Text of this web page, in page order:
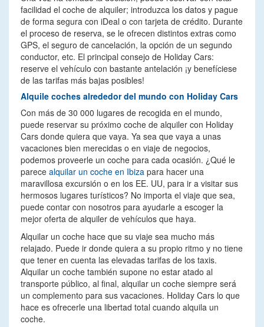
facilidad el coche de alquiler; introduzca los datos y pague
de forma segura con iDeal o con tarjeta de crédito. Durante
el proceso de reserva, se le ofrecen distintos extras como
GPS, el seguro de cancelación, la opción de un segundo
conductor, etc. El principal consejo de Holiday Cars:
reserve el vehículo con bastante antelación ¡y benefíciese
de las tarifas más bajas posibles!
Alquile coches alrededor del mundo con Holiday Cars
Con más de 30 000 lugares de recogida en el mundo,
puede reservar su próximo coche de alquiler con Holiday
Cars donde quiera que vaya. Ya sea que vaya a unas
vacaciones bien merecidas o en viaje de negocios,
podemos proveerle un coche para cada ocasión. ¿Qué le
parece alquilar un coche en Ibiza para hacer una
maravillosa excursión o en los EE. UU, para ir a visitar sus
hermosos lugares turísticos? No importa el viaje que sea,
puede contar con nosotros para ayudarle a escoger la
mejor oferta de alquiler de vehículos que haya.
Alquilar un coche hace que su viaje sea mucho más
relajado. Puede ir donde quiera a su propio ritmo y no tiene
que tener en cuenta las elevadas tarifas de los taxis.
Alquilar un coche también supone no estar atado al
transporte público, al final, alquilar un coche siempre será
un complemento para sus vacaciones. Holiday Cars lo que
hace es ofrecerle una libertad total cuando alquila un
coche.